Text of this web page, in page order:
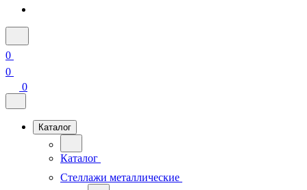
0
0
0
Каталог
Каталог
Стеллажи металлические